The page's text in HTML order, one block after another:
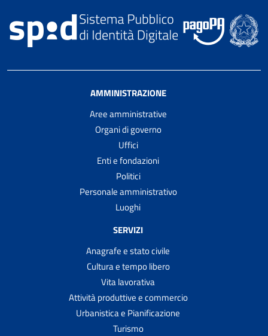
AMMINISTRAZIONE
Aree amministrative
Organi di governo
Uffici
Enti e fondazioni
Politici
Personale amministrativo
Luoghi
SERVIZI
Anagrafe e stato civile
Cultura e tempo libero
Vita lavorativa
Attività produttive e commercio
Urbanistica e Pianificazione
Turismo